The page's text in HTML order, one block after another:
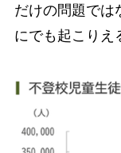
だけの問題では
にでも起こりえ